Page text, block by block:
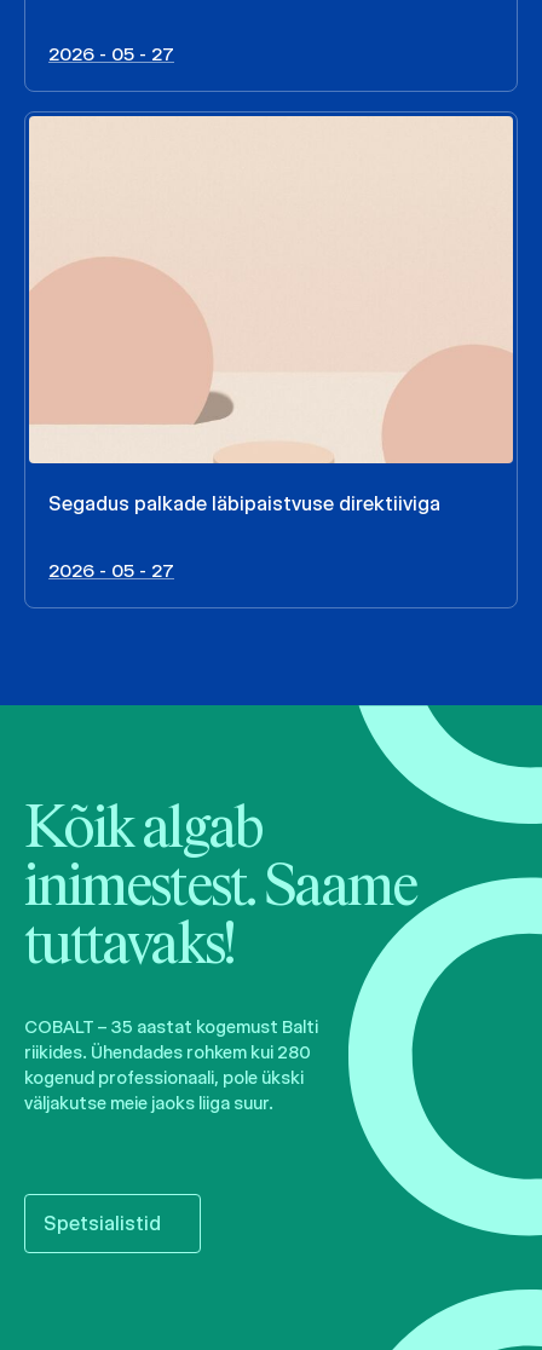
2026 - 05 - 27
Segadus palkade läbipaistvuse direktiiviga
2026 - 05 - 27
Kõik algab
inimestest. Saame
tuttavaks!
COBALT – 35 aastat kogemust Balti
riikides. Ühendades rohkem kui 280
kogenud professionaali, pole ükski
väljakutse meie jaoks liiga suur.
Spetsialistid